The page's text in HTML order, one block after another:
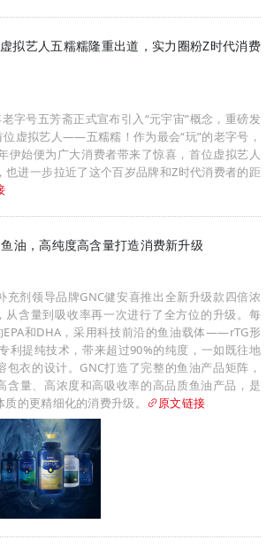
拟艺人五糯糯隆重出道，实力圈粉Z时代消费
字号五芳斋正式宣布引入“元宇宙”概念，重磅发
位虚拟艺人——五糯糯！作为最会“玩”的老字号，
伊始便为广大消费者带来了惊喜，首位虚拟艺人
也进一步拉近了这个百岁品牌和Z时代消费者的距
油，高纯度高含量打造消费新升级
充剂领导品牌GNC健安喜推出全新升级款四倍浓
从含量到吸收率再一次进行了全方位的升级。每
EPA和DHA，采用科技前沿的鱼油载体——rTG形
利提纯技术，带来超过90%的纯度，一如既往地
包衣的设计。GNC打造了完整的鱼油产品矩阵，
含量、高浓度和高吸收率的高品质鱼油产品，是
的更精细化的消费升级。
原文链接